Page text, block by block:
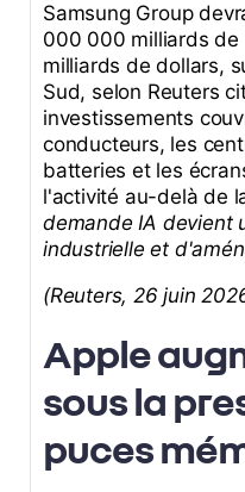
Samsung Group
000 000 milliards
milliards de dollars,
Sud, selon Reuters
investissements
conducteurs, les
batteries et les
l'activité au-delà de
demande IA devient
industrielle et
(Reuters, 26 juin
Apple
sous la
puces